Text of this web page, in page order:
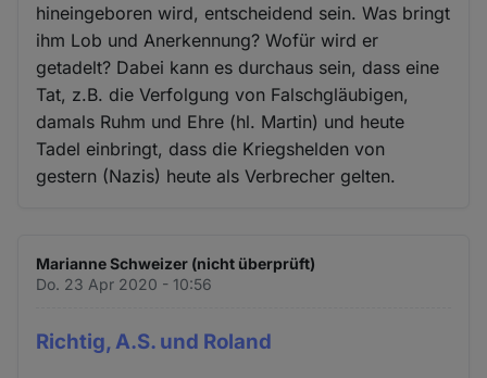
hineingeboren wird, entscheidend sein. Was bringt
ihm Lob und Anerkennung? Wofür wird er
getadelt? Dabei kann es durchaus sein, dass eine
Tat, z.B. die Verfolgung von Falschgläubigen,
damals Ruhm und Ehre (hl. Martin) und heute
Tadel einbringt, dass die Kriegshelden von
gestern (Nazis) heute als Verbrecher gelten.
Marianne Schweizer (nicht überprüft)
Do. 23 Apr 2020 - 10:56
Richtig, A.S. und Roland